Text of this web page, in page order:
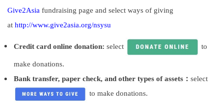
Give2Asia fundraising page and select ways of giving
at http://www.give2asia.org/nsysu
Credit card online donation: select to
make donations.
Bank transfer, paper check, and other types of assets：select
to make donations.